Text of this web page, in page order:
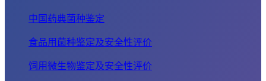
中国药典菌种鉴定
食品用菌种鉴定及安全性评价
饲用微生物鉴定及安全性评价